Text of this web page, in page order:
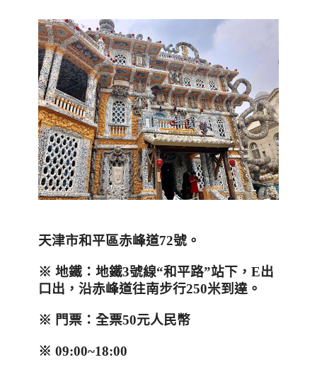
天津市和平區赤峰道72號。
※ 地鐵：地鐵3號線“和平路”站下， E出
口出，沿赤峰道往南步行250米到達。
※ 門票：全票50元人民幣
※ 09:00~18:00